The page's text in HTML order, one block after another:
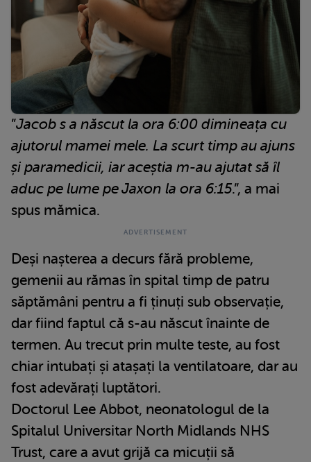
”Jacob s a născut la ora 6:00 dimineața cu
ajutorul mamei mele. La scurt timp au ajuns
și paramedicii, iar aceștia m-au ajutat să îl
aduc pe lume pe Jaxon la ora 6:15.”, a mai
spus mămica.
Deși nașterea a decurs fără probleme,
gemenii au rămas în spital timp de patru
săptămâni pentru a fi ținuți sub observație,
dar fiind faptul că s-au născut înainte de
termen. Au trecut prin multe teste, au fost
chiar intubați și atașați la ventilatoare, dar au
fost adevărați luptători.
Doctorul Lee Abbot, neonatologul de la
Spitalul Universitar North Midlands NHS
Trust, care a avut grijă ca micuții să